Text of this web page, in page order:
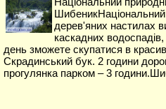
дерев'яних настилах
каскадних водоспадів,
день зможете скупатися в
Скрадинський бук. 2 години
прогулянка парком – 3